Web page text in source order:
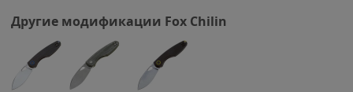
Другие модификации Fox Chilin